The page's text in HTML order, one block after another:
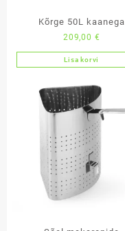
Kõrge 50L kaanega
209,00 €
Lisa korvi